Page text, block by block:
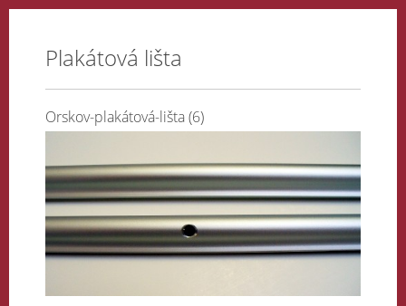
Plakátová lišta
Orskov-plakátová-lišta (6)